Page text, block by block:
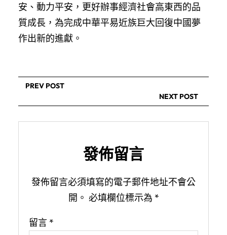
安、動力平安，更好辦事經濟社會高東西的品
質成長，為完成中華平易近族巨大回復中國夢
作出新的進獻。
PREV POST
NEXT POST
發佈留言
發佈留言必須填寫的電子郵件地址不會公
開。 必填欄位標示為 *
留言 *